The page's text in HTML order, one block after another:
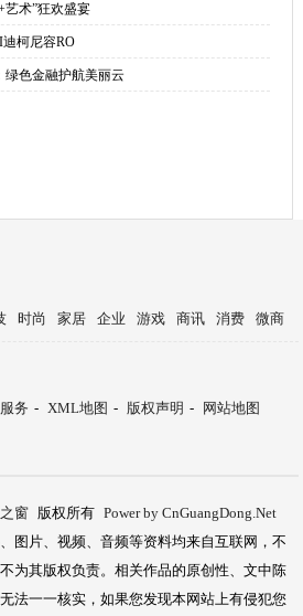
艺术”狂欢盛宴
柯尼容RO
绿色金融护航美丽云
时尚 家居 企业 游戏 商讯 消费 微商
务 - XML地图 - 版权声明 -
网站地图
窗 版权所有 Power by CnGuangDong.Net
图片、视频、音频等资料均来自互联网，不
为其版权负责。相关作品的原创性、文中陈
法一一核实，如果您发现本网站上有侵犯您